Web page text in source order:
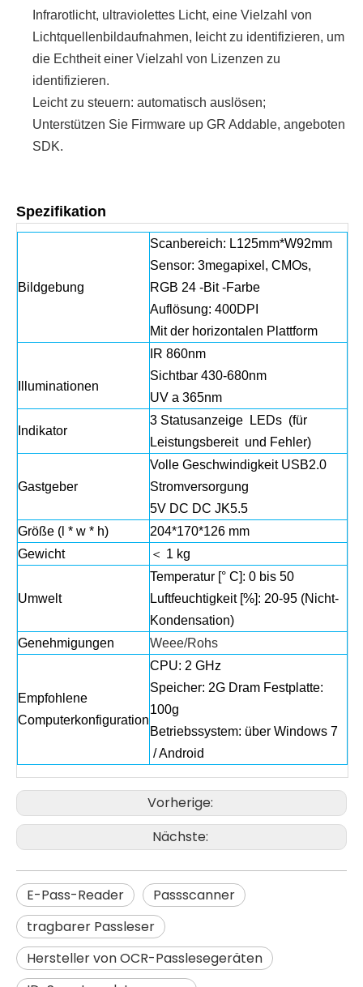
Infrarotlicht, ultraviolettes Licht, eine Vielzahl von
Lichtquellenbildaufnahmen, leicht zu identifizieren, um
die Echtheit einer Vielzahl von Lizenzen zu
identifizieren.
Leicht zu steuern: automatisch auslösen;
Unterstützen Sie Firmware up GR Addable, angeboten
SDK.
Spezifikation
Bildgebung
Scanbereich: L125mm*W92mm
Sensor: 3megapixel, CMOs,
RGB 24 -Bit -Farbe
Auflösung: 400DPI
Mit der horizontalen Plattform
Illuminationen
IR 860nm
Sichtbar 430-680nm
UV a 365nm
Indikator
3 Statusanzeige LEDs (für
Leistungsbereit und Fehler)
Gastgeber
Volle Geschwindigkeit USB2.0
Stromversorgung
5V DC DC JK5.5
Größe (l * w * h)
204*170*126 mm
Gewicht
＜ 1 kg
Umwelt
Temperatur [° C]: 0 bis 50
Luftfeuchtigkeit [%]: 20-95 (Nicht-
Kondensation)
Genehmigungen
Weee/Rohs
Empfohlene
Computerkonfiguration
CPU: 2 GHz
Speicher: 2G Dram Festplatte:
100g
Betriebssystem: über Windows 7
/ Android
Vorherige:
Nächste:
E-Pass-Reader
Passscanner
tragbarer Passleser
Hersteller von OCR-Passlesegeräten